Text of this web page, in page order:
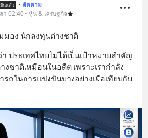
นแล้ว • ติดตาม
า 02:40 • หุ้น & เศรษฐกิจ
มอง นักลงทุนต่างชาติ
ประเทศไทยไม่ได้เป็นเป้าหมายสำคัญ
ชาติเหมือนในอดีต เพราะเรากำลัง
ถในการแข่งขันบางอย่างเมื่อเทียบกับ